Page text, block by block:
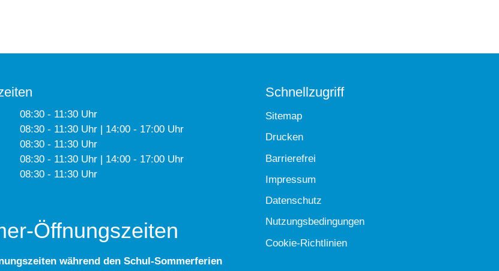
08:30 - 11:30 Uhr
08:30 - 11:30 Uhr | 14:00 - 17:00 Uhr
08:30 - 11:30 Uhr
08:30 - 11:30 Uhr | 14:00 - 17:00 Uhr
08:30 - 11:30 Uhr
Öffnungszeiten
während den Schul-Sommerferien
Schnellzugriff
Sitemap
Drucken
Barrierefrei
Impressum
Datenschutz
Nutzungsbedingungen
Cookie-Richtlinien